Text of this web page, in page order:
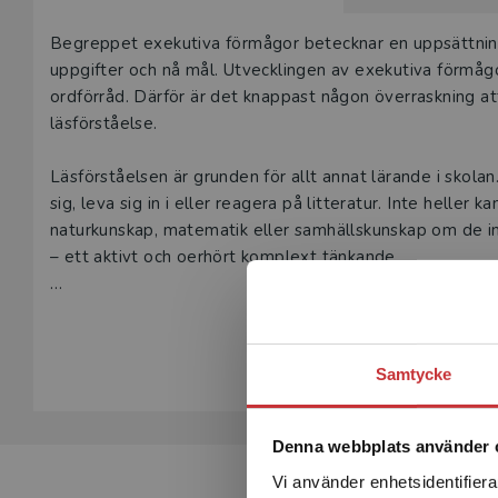
Samtycke
Denna webbplats använder
Vi använder
Beskrivning
Begreppet exekutiva förmågor betecknar en
uppgifter och nå mål. Utvecklingen av exekutiva
ordförråd. Därför är det knappast någon överraskning
läsförståelse.
Läsförståelsen är grunden för allt annat lärande i
sig, leva sig in i ­eller reagera på litteratur. Inte heller
naturkunskap, matematik eller samhällskunskap om
– ett aktivt och oerhört komplext tänkande.
elevers exekutiva förmågor kan stimuleras och